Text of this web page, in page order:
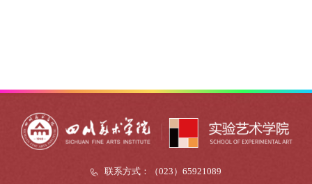
联系方式：（023）65921089